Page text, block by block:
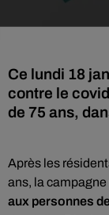
Ce lundi 18
contre le
de 75 ans,
Après les
ans, la campagne
aux personnes